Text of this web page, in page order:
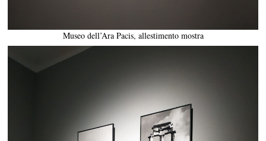
Museo dell’Ara Pacis, allestimento mostra